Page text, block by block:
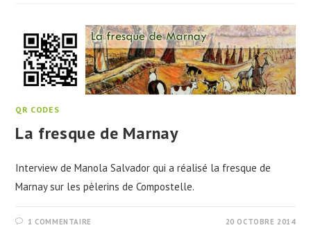
QR CODES
La fresque de Marnay
Interview de Manola Salvador qui a réalisé la fresque de
Marnay sur les pèlerins de Compostelle.
1 COMMENTAIRE 20 OCTOBRE 2014